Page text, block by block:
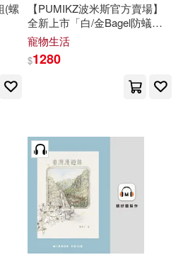
嘉妙(1)
娜妮(1)
宇騰(1)
小凱(1)
中心(1)
社(1)
教育出版社(1)
(螺
【PUMIKZ波米斯官方賣場】
全新上市「白/金Bagel防蟻
碗」，貝果防蟻碗(貓碗)金
色，無毒陶器臺灣設計製造。
白/金雙色
寵物生活
$1280